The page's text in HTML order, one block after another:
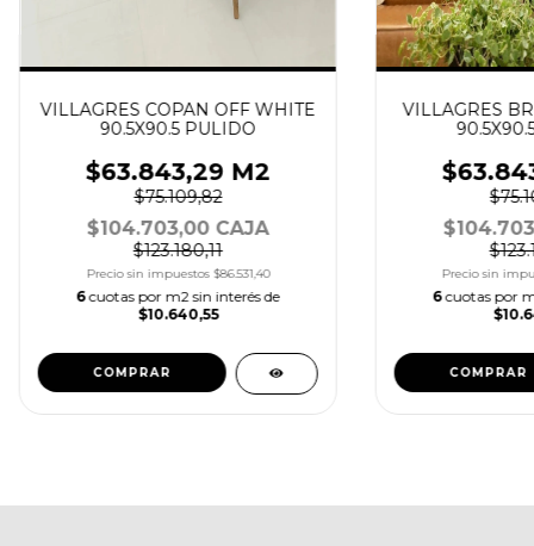
VILLAGRES COPAN OFF WHITE
90.5X90.5 PULIDO
$63.843,29 M2
$75.109,82
$104.703,00 CAJA
$123.180,11
Precio sin impuestos $86.531,40
6 cuotas por m2 sin interés de
$10.640,55
COMPRAR
VILLAGRES
Precio sin
6 cuotas por
COMPRAR